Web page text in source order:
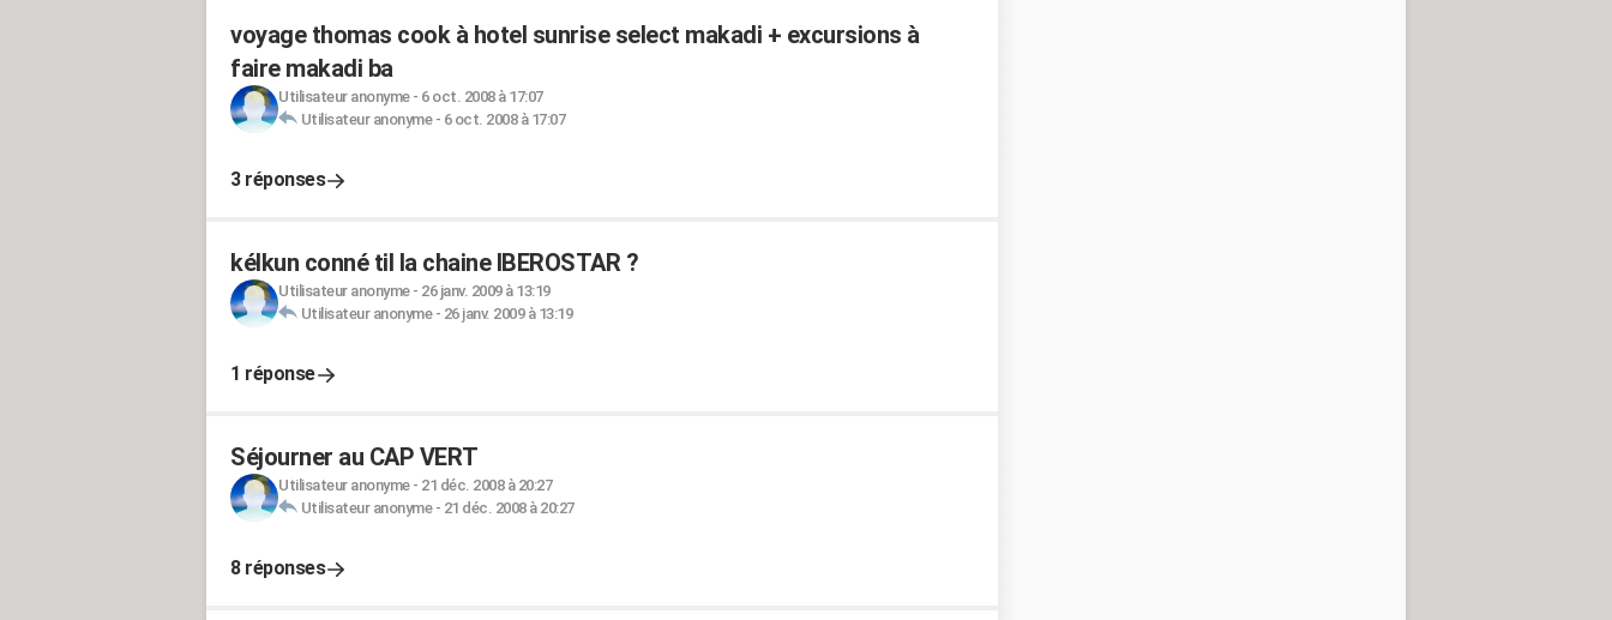
voyage thomas cook à hotel sunrise select makadi + excursions à
faire makadi ba
Utilisateur anonyme- 6 oct. 2008 à 17:07
Utilisateur anonyme- 6 oct. 2008 à 17:07
3 réponses
kélkun conné til la chaine IBEROSTAR ?
Utilisateur anonyme- 26 janv. 2009 à 13:19
Utilisateur anonyme- 26 janv. 2009 à 13:19
1 réponse
Séjourner au CAP VERT
Utilisateur anonyme- 21 déc. 2008 à 20:27
Utilisateur anonyme- 21 déc. 2008 à 20:27
8 réponses